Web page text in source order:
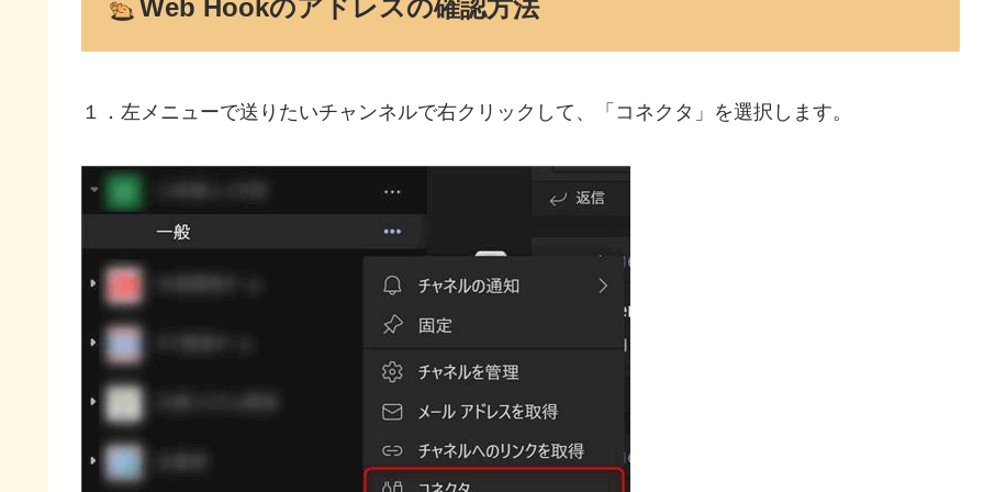
Web Hookのアドレスの確認方法
１．左メニューで送りたいチャンネルで右クリックして、「コネクタ」を選択します。